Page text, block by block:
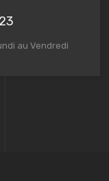
au Vendredi